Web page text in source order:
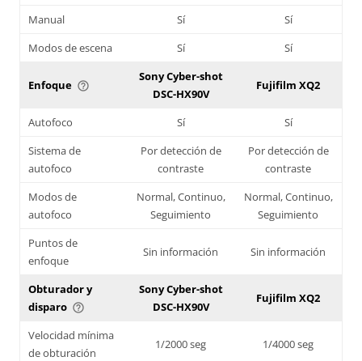
Manual Sí
Sí
Modos de escena
Sí Sí
Enfoque help_outline
Sony Cyber-shot
DSC-HX90V
Fujifilm XQ2
Autofoco Sí
Sí
Sistema de
autofoco
Por detección de
contraste
Por detección de
contraste
Modos de
autofoco
Normal, Continuo,
Seguimiento
Normal, Continuo,
Seguimiento
Puntos de
enfoque
Sin información Sin información
Obturador y
disparo help_outline
Sony Cyber-shot
DSC-HX90V
Fujifilm XQ2
Velocidad mínima
de obturación
1/2000 seg 1/4000 seg